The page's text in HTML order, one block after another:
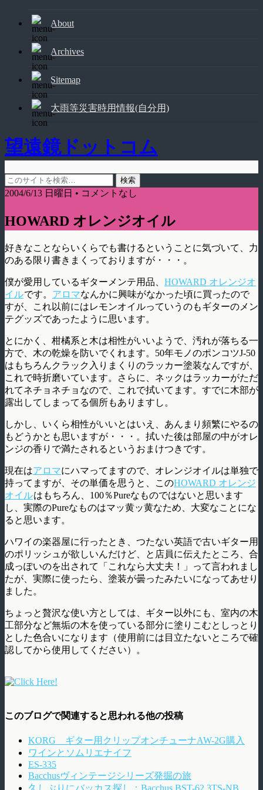
About
Archives
Sitemap
大雨等災害時用情報(自分用)
望遠鏡ドットコム
2004/6/13 日曜日 • コメントなし
HOWARD オレンジオイル
好きなことならいくらでも書けるということに気づいて、力
のある限り書きまくっておりますが・・・。
僕が愛用しているギターメンテ用品、 HOWARD オレンジオ
イルです。 アロマなんかに興味がなかった頃に買ったので
すが、これ以前にはレモンオイルっていうのもギターのメン
テグッズであったように思います。
とにかく、柑橘系と木は相性がいいようで、汚れが落ちる一
方で、木の乾燥を防いでくれます。50年モノのポンコツJ-50
はもちろんクラック入りまくりのラッカー塗装なんですが、
これで時折磨いています。さらに、ネックはラッカーがただ
れてネチョネチョなので、これで拭いてます。すでに木部が
露出してしまってる個所もありますし。
しかし、いくら相性がいいとはいえ、あんまり頻繁にやるの
もどうかとも思いますが・・・。拭いた後は部屋の中がオレ
ンジの香りで満たされるというおまけつきです。
現在はアロマにハマってますので、オレンジオイルは単独で
持ってますが、その単価を思うと、このHOWARD オレンジ
オイルはもちろん、100％Pureなものではないと思います
し、実際のPureなものはマッ黄ッ黄なため、大変なことにな
ると思います。
ハワイの楽器屋に行ったとき、つたない英語で古いギター用
のポリッシュが欲しいんだけど、と店員に伝えたところ、合
成っぽいのを出されて「これなら大丈夫！」って言われまし
たが、実際に使ったら、塗装が曇ったみたいになってあせり
ました。
ちょっと贅沢な使い方としては、ギター以外にも、室内の木
工部分など無垢の木を使っている部分に塗りこむとしっとり
とした色合いになります（使用前には目立たないところで確
認してから使用してください）。
このブログで関連すると思われる他の投稿
KORG ギター用クリップオンチューナAW-2G購入
ワインとソムリエナイフ
ES-335
Bacchusヴィンテージシリーズ発掘の旅